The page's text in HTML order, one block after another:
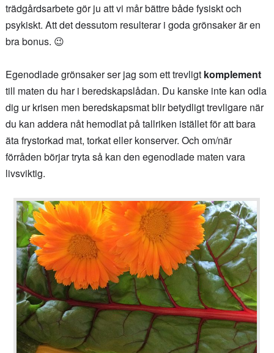
trädgårdsarbete gör ju att vi mår bättre både fysiskt och
psykiskt. Att det dessutom resulterar i goda grönsaker är en
bra bonus. 😉
Egenodlade grönsaker ser jag som ett trevligt komplement
till maten du har i beredskapslådan. Du kanske inte kan odla
dig ur krisen men beredskapsmat blir betydligt trevligare när
du kan addera nåt hemodlat på tallriken istället för att bara
äta frystorkad mat, torkat eller konserver. Och om/när
förråden börjar tryta så kan den egenodlade maten vara
livsviktig.